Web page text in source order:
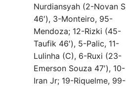
Nurdiansyah (2-Novan S
46′), 3-Monteiro, 95-
Mendoza; 12-Rizki (45-
Taufik 46′), 5-Palic, 11-
Lulinha (C), 6-Ruxi (23-
Emerson Souza 47′), 10-
Iran Jr; 19-Riquelme, 99-